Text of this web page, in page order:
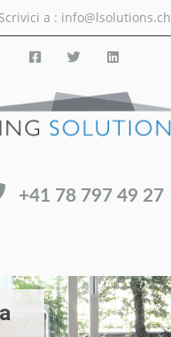
Scrivici a : info@lsolutions.ch
+41 78 797 49 27